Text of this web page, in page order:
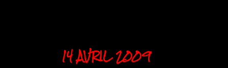
14 AVRIL 2009